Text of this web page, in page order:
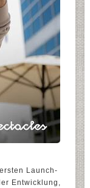
Launch-
Entwicklung,